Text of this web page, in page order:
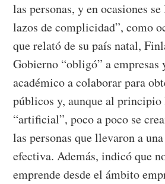
las personas, y en ocasiones
lazos de complicidad”, como
que relató de su país natal,
Gobierno “obligó” a empresas
académico a colaborar para
públicos y, aunque al
“artificial”, poco a poco se
las personas que llevaron a
efectiva. Además, indicó que
emprende desde el ámbito